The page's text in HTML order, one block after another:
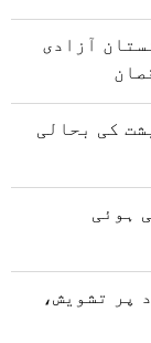
آزادی
کی بحالی
ہوئی
پر تشویش،